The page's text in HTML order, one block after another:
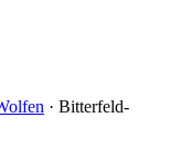
· Bitterfeld-